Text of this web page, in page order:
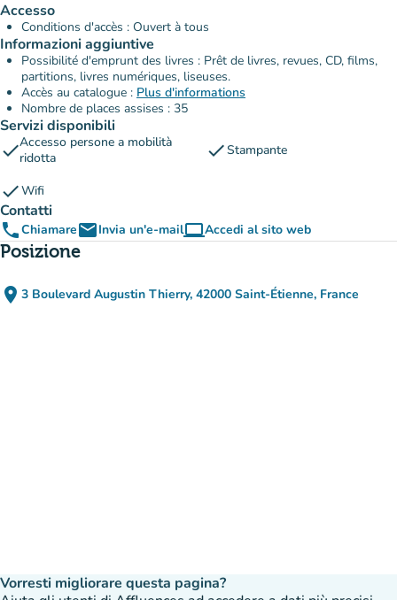
Accesso
Conditions d'accès : Ouvert à tous
Informazioni aggiuntive
Possibilité d'emprunt des livres : Prêt de livres, revues, CD, films,
partitions, livres numériques, liseuses.
Accès au catalogue : Plus d'informations
Nombre de places assises : 35
Servizi disponibili
checkAccesso persone a mobilità
ridotta
checkStampante
checkWifi
Contatti
phoneChiamareemailInvia un'e-mailcomputerAccedi al sito web
(nuova scheda)
Posizione
place 3 Boulevard Augustin Thierry, 42000 Saint-Étienne, France
(apri in Google Maps)
(nuova scheda)
Vorresti migliorare questa pagina?